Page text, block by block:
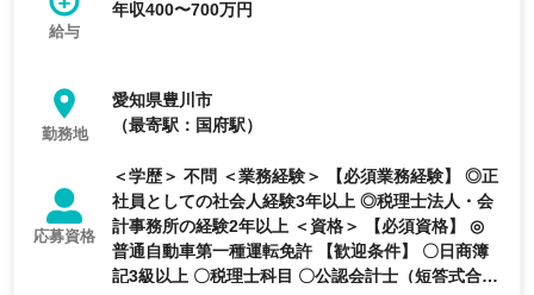
給与
年収400〜700万円
勤務地
愛知県豊川市
（最寄駅：国府駅）
応募資格
＜学歴＞ 不問 ＜業務経験＞ 【必須業務経験】 ◎正
社員としての社会人経験3年以上 ◎税理士法人・会
計事務所の経験2年以上 ＜資格＞ 【必須資格】 ◎
普通自動車第一種運転免許 【歓迎条件】 〇日商簿
記3級以上 〇税理士科目 〇公認会計士（短答式合格